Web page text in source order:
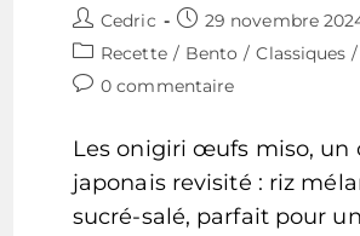
Auteur/autrice
de
la
publication :
Cedric
Publication
publiée :
29 novembre
Post
category:
Recette / Bento / Classiques /
Commentaires
publication :
0 commentaire
Les onigiri œufs miso, un
japonais revisité : riz
sucré-salé, parfait pour